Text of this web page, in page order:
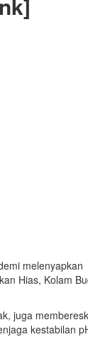
melenyapkan
Hias, Kolam
juga
kestabilan